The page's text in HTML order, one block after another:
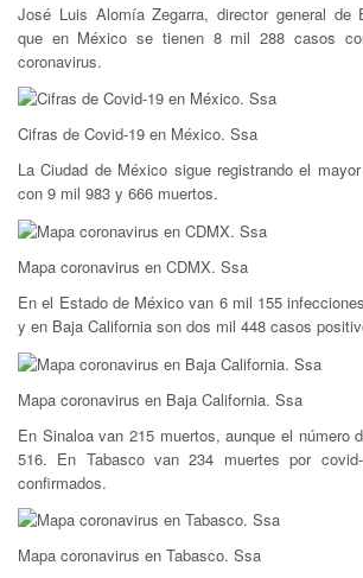
José Luis Alomía Zegarra, director general de
que en México se tienen 8 mil 288 casos
coronavirus.
Cifras de Covid-19 en México. Ssa
La Ciudad de México sigue registrando el
con 9 mil 983 y 666 muertos.
Mapa coronavirus en CDMX. Ssa
En el Estado de México van 6 mil 155
y en Baja California son dos mil 448 casos
Mapa coronavirus en Baja California. Ssa
En Sinaloa van 215 muertos, aunque el número
516. En Tabasco van 234 muertes por
confirmados.
Mapa coronavirus en Tabasco. Ssa